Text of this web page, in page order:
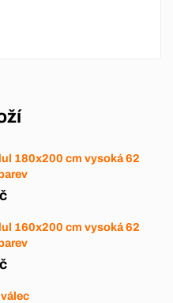
180x200 cm vysoká 62
160x200 cm vysoká 62